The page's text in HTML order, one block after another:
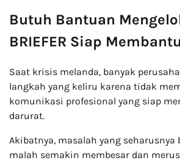
Butuh Bantuan
BRIEFER Siap
Saat krisis melanda, banyak
langkah yang keliru karena tidak
komunikasi profesional yang siap
darurat.
Akibatnya, masalah yang
malah semakin membesar dan